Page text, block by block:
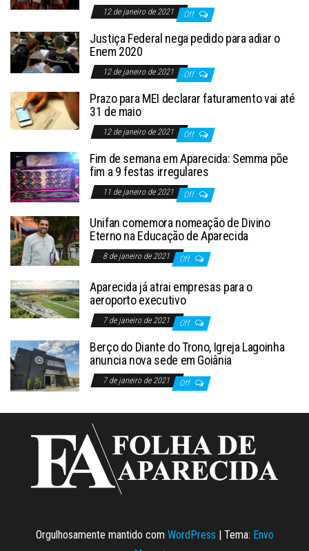
12 de janeiro de 2021 Off
Justiça Federal nega pedido para adiar o
Enem 2020
12 de janeiro de 2021 Off
Prazo para MEI declarar faturamento vai até
31 de maio
12 de janeiro de 2021 Off
Fim de semana em Aparecida: Semma põe
fim a 9 festas irregulares
11 de janeiro de 2021 Off
Unifan comemora nomeação de Divino
Eterno na Educação de Aparecida
8 de janeiro de 2021 Off
Aparecida já atrai empresas para o
aeroporto executivo
7 de janeiro de 2021 Off
Berço do Diante do Trono, Igreja Lagoinha
anuncia nova sede em Goiânia
7 de janeiro de 2021 Off
Orgulhosamente mantido com WordPress | Tema: Envo